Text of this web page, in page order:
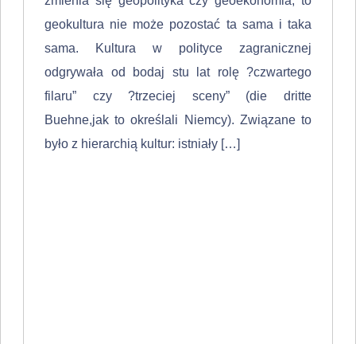
geokultura nie mo­że pozostać ta sama i taka
sama. Kultura w polityce zagranicznej
odgrywała od bodaj stu lat rolę ?czwartego
filaru” czy ?trzeciej sceny” (die dritte
Buehne,jak to określali Niemcy). Związane to
było z hierarchią kultur: istniały […]